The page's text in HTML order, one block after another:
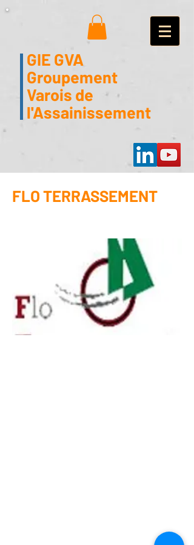
GIE GVA
Groupement
Varois de
l'Assainissement
FLO TERRASSEMENT